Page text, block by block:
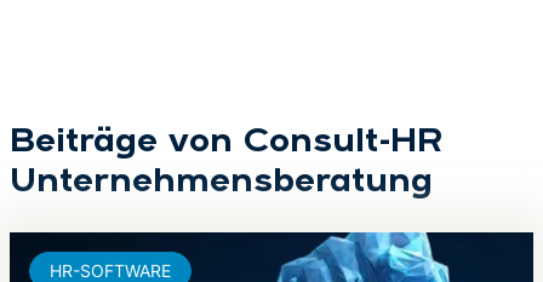
Beiträge von Consult-HR
Unternehmensberatung
HR-SOFTWARE